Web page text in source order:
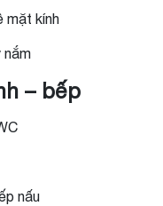
mặt kính
nắm
– bếp
nấu